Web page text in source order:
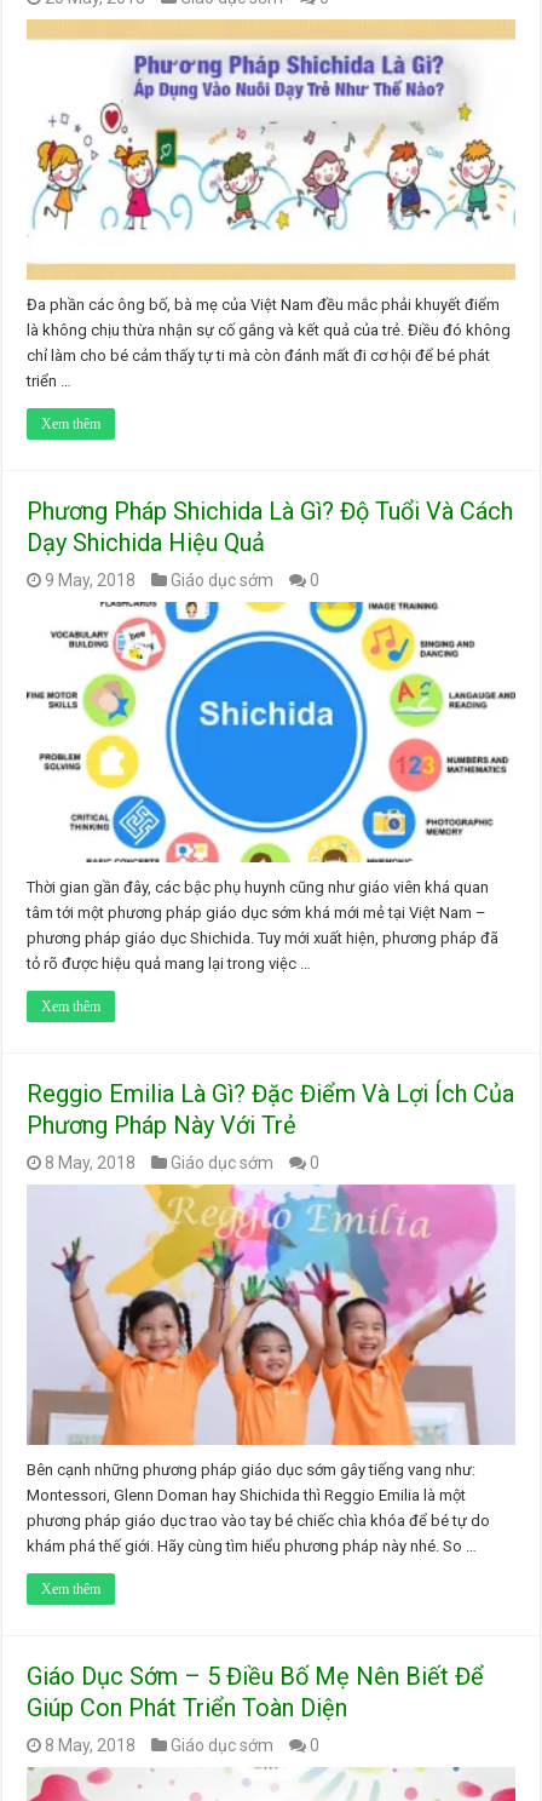
Đa phần các ông bố, bà mẹ của Việt Nam đều mắc phải khuyết điểm
là không chịu thừa nhận sự cố gắng và kết quả của trẻ. Điều đó không
chỉ làm cho bé cảm thấy tự ti mà còn đánh mất đi cơ hội để bé phát
triển …
Xem thêm
Phương Pháp Shichida Là Gì? Độ Tuổi Và Cách
Dạy Shichida Hiệu Quả
9 May, 2018 Giáo dục sớm 0
Thời gian gần đây, các bậc phụ huynh cũng như giáo viên khá quan
tâm tới một phương pháp giáo dục sớm khá mới mẻ tại Việt Nam –
phương pháp giáo dục Shichida. Tuy mới xuất hiện, phương pháp đã
tỏ rõ được hiệu quả mang lại trong việc …
Xem thêm
Reggio Emilia Là Gì? Đặc Điểm Và Lợi Ích Của
Phương Pháp Này Với Trẻ
8 May, 2018 Giáo dục sớm 0
Bên cạnh những phương pháp giáo dục sớm gây tiếng vang như:
Montessori, Glenn Doman hay Shichida thì Reggio Emilia là một
phương pháp giáo dục trao vào tay bé chiếc chìa khóa để bé tự do
khám phá thế giới. Hãy cùng tìm hiểu phương pháp này nhé. So …
Xem thêm
Giáo Dục Sớm – 5 Điều Bố Mẹ Nên Biết Để
Giúp Con Phát Triển Toàn Diện
8 May, 2018 Giáo dục sớm 0